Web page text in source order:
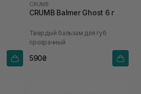
CRUMB
CRUMB Balmer Ghost 6 г
Твердый бальзам для губ
прозрачный
590₴